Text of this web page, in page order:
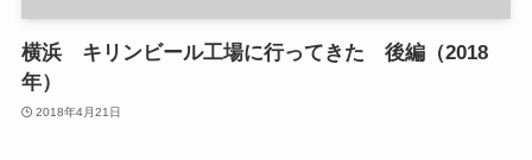
横浜 キリンビール工場に行ってきた 後編（2018
年）
2018年4月21日